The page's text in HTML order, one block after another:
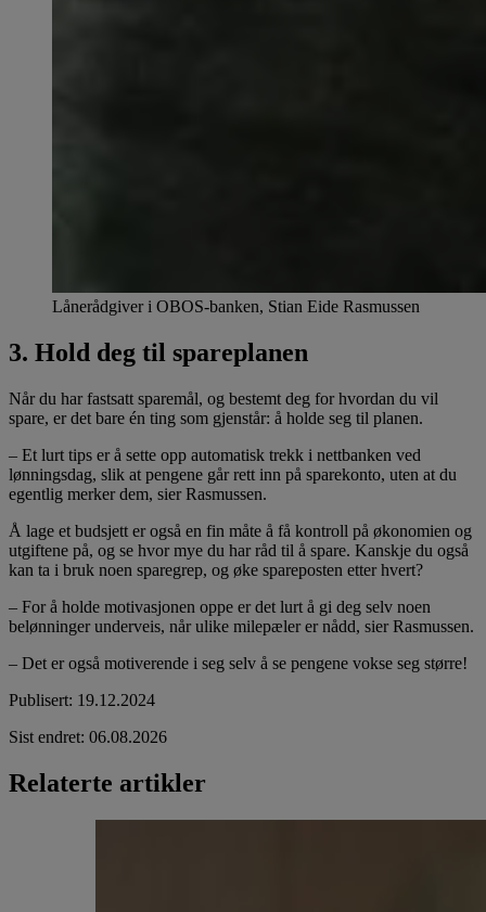
Lånerådgiver i OBOS-banken, Stian Eide Rasmussen
3. Hold deg til spareplanen
Når du har fastsatt sparemål, og bestemt deg for hvordan du vil
spare, er det bare én ting som gjenstår: å holde seg til planen.
– Et lurt tips er å sette opp automatisk trekk i nettbanken ved
lønningsdag, slik at pengene går rett inn på sparekonto, uten at du
egentlig merker dem, sier Rasmussen.
Å lage et budsjett er også en fin måte å få kontroll på økonomien og
utgiftene på, og se hvor mye du har råd til å spare. Kanskje du også
kan ta i bruk noen sparegrep, og øke spareposten etter hvert?
– For å holde motivasjonen oppe er det lurt å gi deg selv noen
belønninger underveis, når ulike milepæler er nådd, sier Rasmussen.
– Det er også motiverende i seg selv å se pengene vokse seg større!
Publisert: 19.12.2024
Sist endret: 06.08.2026
Relaterte artikler